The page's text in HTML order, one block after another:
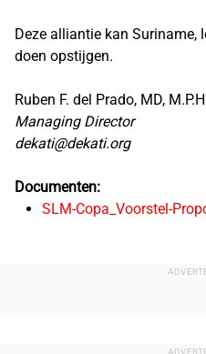
Deze alliantie kan Suriname,
doen opstijgen.
Ruben F. del Prado, MD,
Managing Director
dekati@dekati.org
Documenten:
SLM-Copa_Voorstel-